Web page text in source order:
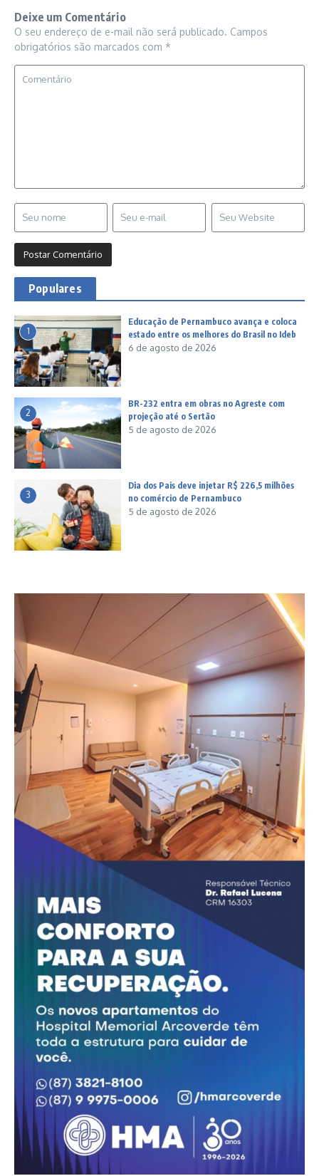
Deixe um Comentário
O seu endereço de e-mail não será publicado. Campos
obrigatórios são marcados com *
Populares
1
Educação de Pernambuco avança e coloca
estado entre os melhores do Brasil no Ideb
6 de agosto de 2026
2
BR-232 entra em obras no Agreste com
projeção até o Sertão
5 de agosto de 2026
3
Dia dos Pais deve injetar R$ 226,5 milhões
no comércio de Pernambuco
5 de agosto de 2026